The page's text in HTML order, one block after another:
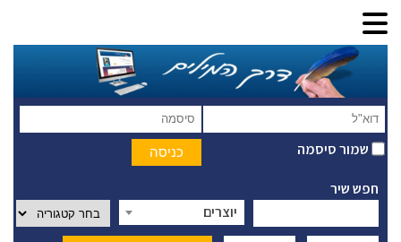
שמור סיסמה
חפש שיר
יוצרים